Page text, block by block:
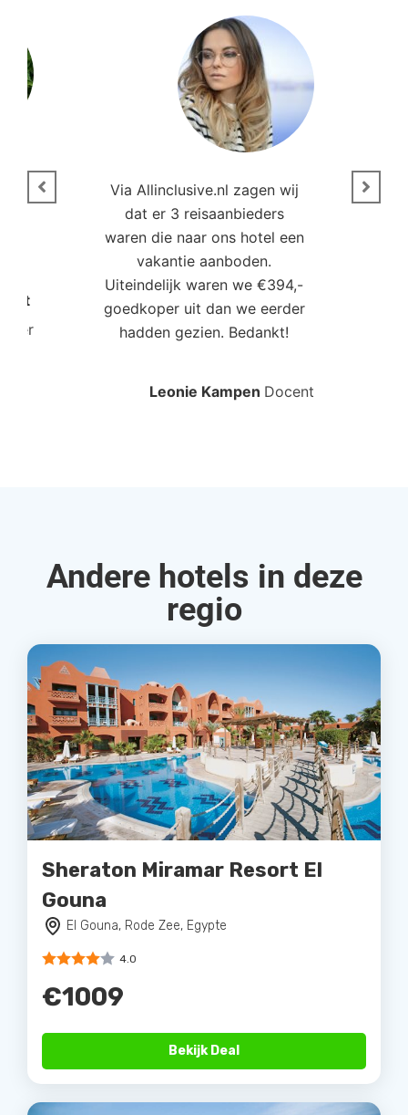
Via Allinclusive.nl zagen wij
dat er 3 reisaanbieders
waren die naar ons hotel een
vakantie aanboden.
Uiteindelijk waren we €394,-
goedkoper uit dan we eerder
hadden gezien. Bedankt!
Leonie Kampen Docent
Andere hotels in deze
regio
Sheraton Miramar Resort El
Gouna
El Gouna, Rode Zee, Egypte
4.0
€1009
Bekijk Deal